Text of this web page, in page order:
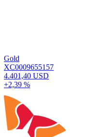
Gold
XC0009655157
4.401,40 USD
+2,39 %